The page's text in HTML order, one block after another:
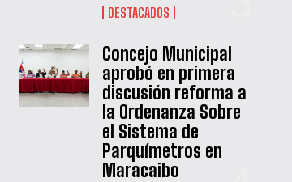
DESTACADOS
‎Concejo Municipal
aprobó en primera
discusión reforma a
la Ordenanza Sobre
el Sistema de
Parquímetros en
Maracaibo